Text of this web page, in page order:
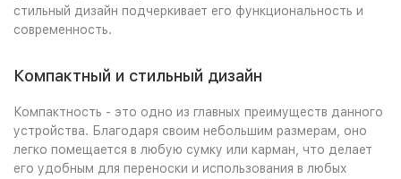
стильный дизайн подчеркивает его функциональность и
современность.
Компактный и стильный дизайн
Компактность - это одно из главных преимуществ данного
устройства. Благодаря своим небольшим размерам, оно
легко помещается в любую сумку или карман, что делает
его удобным для переноски и использования в любых